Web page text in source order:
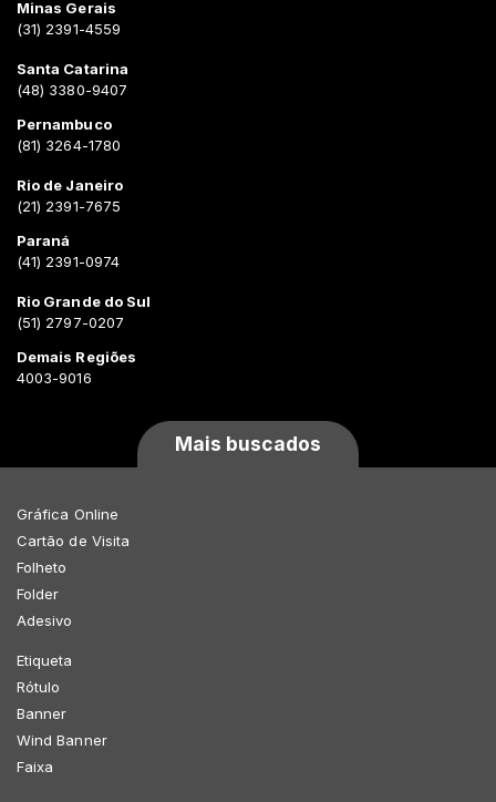
Minas Gerais
(31) 2391-4559
Santa Catarina
(48) 3380-9407
Pernambuco
(81) 3264-1780
Rio de Janeiro
(21) 2391-7675
Paraná
(41) 2391-0974
Rio Grande do Sul
(51) 2797-0207
Demais Regiões
4003-9016
Mais buscados
Gráfica Online
Cartão de Visita
Folheto
Folder
Adesivo
Etiqueta
Rótulo
Banner
Wind Banner
Faixa